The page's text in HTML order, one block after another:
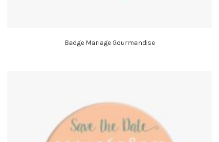
Badge Mariage Gourmandise